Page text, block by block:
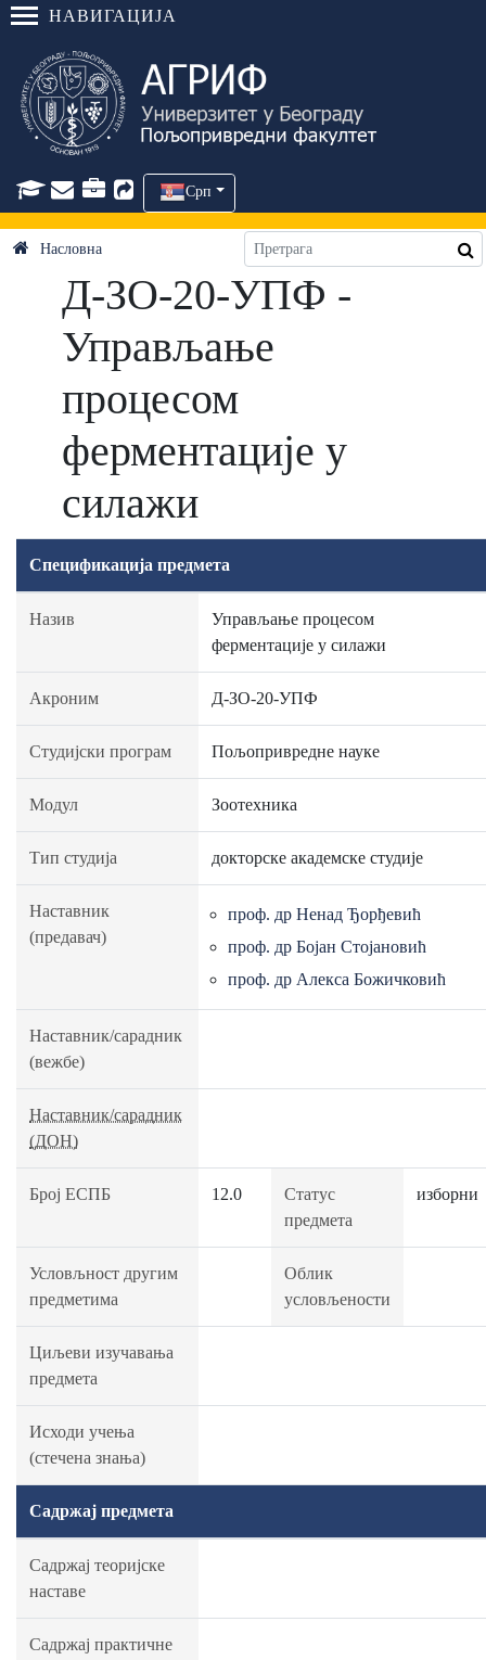
НАВИГАЦИЈА
Срп
Насловна
Д-ЗО-20-УПФ -
Управљање
процесом
ферментације у
силажи
Спецификација предмета
Назив
Управљање процесом
ферментације у силажи
Акроним Д-ЗО-20-УПФ
Студијски програм Пољопривредне науке
Модул Зоотехника
Тип студија докторске академске студије
Наставник
(предавач)
проф. др Ненад Ђорђевић
проф. др Бојан Стојановић
проф. др Алекса Божичковић
Наставник/сарадник
(вежбе)
Наставник/сарадник
(ДОН)
Број ЕСПБ 12.0
Статус
предмета
изборни
Условљност другим
предметима
Облик
условљености
Циљеви изучавања
предмета
Исходи учења
(стечена знања)
Садржај предмета
Садржај теоријске
наставе
Садржај практичне